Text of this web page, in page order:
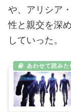
や、アリシア
性と親交を深
していった。